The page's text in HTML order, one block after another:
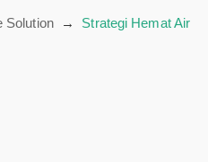
Solution→ Strategi Hemat Air